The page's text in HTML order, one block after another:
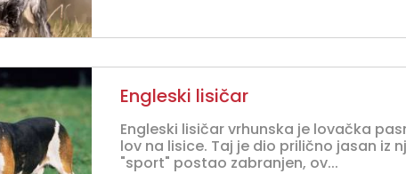
Engleski lisičar
Engleski lisičar vrhunska je lovačka
lov na lisice. Taj je dio prilično jasan iz
"sport" postao zabranjen, ov...